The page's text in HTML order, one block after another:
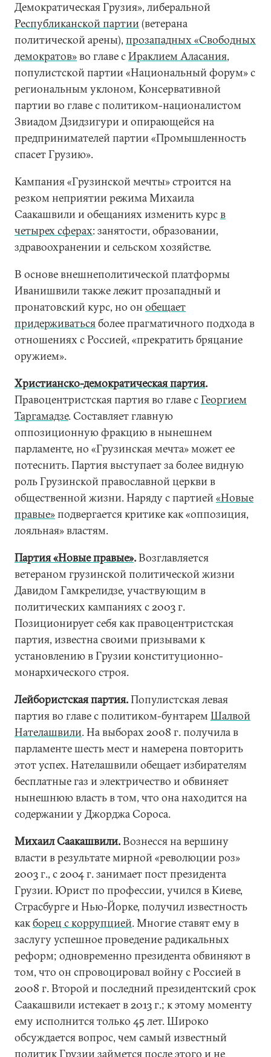
Демократическая Грузия», либеральной
Республиканской партии(ветерана
политической арены), прозападных «Свободных
демократов»во главе сИраклием Аласания,
популистской партии «Национальный форум» с
региональным уклоном, Консервативной
партии во главе с политиком-националистом
Звиадом Дзидзигури и опирающейся на
предпринимателей партии «Промышленность
спасет Грузию».
Кампания «Грузинской мечты» строится на
резком неприятии режима Михаила
Саакашвили и обещаниях изменить курсв
четырех сферах: занятости, образовании,
здравоохранении и сельском хозяйстве.
В основе внешнеполитической платформы
Иванишвили также лежит прозападный и
пронатовский курс, но он обещает
придерживатьсяболее прагматичного подхода в
отношениях с Россией, «прекратить бряцание
оружием».
Христианско-демократическая партия.
Правоцентристская партия во главе сГеоргием
Таргамадзе. Составляет главную
оппозиционную фракцию в нынешнем
парламенте, но «Грузинская мечта» может ее
потеснить. Партия выступает за более видную
роль Грузинской православной церкви в
общественной жизни. Наряду с партией«Новые
правые»подвергается критике как «оппозиция,
лояльная» властям.
Партия «Новые правые».Возглавляется
ветераном грузинской политической жизни
Давидом Гамкрелидзе, участвующим в
политических кампаниях с 2003 г.
Позиционирует себя как правоцентристская
партия, известна своими призывами к
установлению в Грузии конституционно-
монархического строя.
Лейбористская партия.Популистская левая
партия во главе с политиком-бунтарем Шалвой
Нателашвили. На выборах 2008 г. получила в
парламенте шесть мест и намерена повторить
этот успех. Нателашвили обещает избирателям
бесплатные газ и электричество и обвиняет
нынешнюю власть в том, что она находится на
содержании у Джорджа Сороса.
Михаил Саакашвили.Вознесся на вершину
власти в результате мирной «революции роз»
2003 г., с 2004 г. занимает пост президента
Грузии. Юрист по профессии, учился в Киеве,
Страсбурге и Нью-Йорке, получил известность
какборец с коррупцией. Многие ставят ему в
заслугу успешное проведение радикальных
реформ; одновременно президента обвиняют в
том, что он спровоцировал войну с Россией в
2008 г. Второй и последний президентский срок
Саакашвили истекает в 2013 г.; к этому моменту
ему исполнится только 45 лет. Широко
обсуждается вопрос, чем самый известный
политик Грузии займется после этого и не